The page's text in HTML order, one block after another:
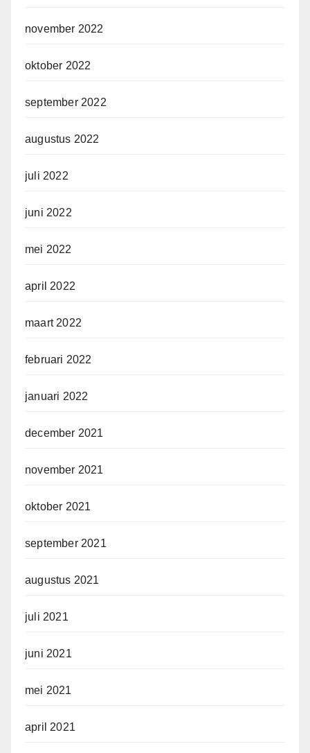
november 2022
oktober 2022
september 2022
augustus 2022
juli 2022
juni 2022
mei 2022
april 2022
maart 2022
februari 2022
januari 2022
december 2021
november 2021
oktober 2021
september 2021
augustus 2021
juli 2021
juni 2021
mei 2021
april 2021